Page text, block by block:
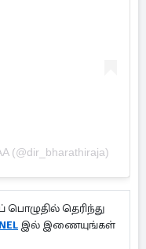
(@dir_bharathiraja)
தெரிந்து
இல் இணையுங்கள்